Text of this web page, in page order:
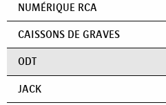
NUMÉRIQUE RCA
CAISSONS DE GRAVES
ODT
JACK